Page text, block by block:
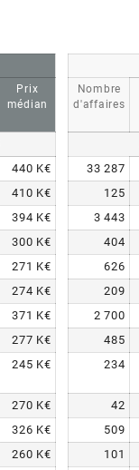
Prix
médian
Nombre
d'affaires
440 K€ 33 287
410 K€ 125
394 K€ 3 443
300 K€ 404
271 K€ 626
274 K€ 209
371 K€ 2 700
277 K€ 485
245 K€ 234
270 K€ 42
326 K€ 509
260 K€ 101